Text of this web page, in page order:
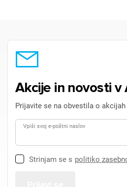
Akcije in novosti v
Prijavite se na obvestila o
Vpiši svoj e-poštni naslov
Strinjam se s politiko